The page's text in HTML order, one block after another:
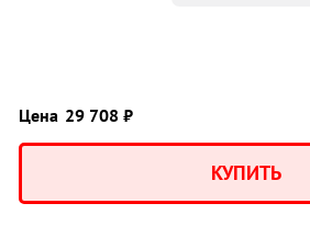
Цена 29 708 ₽
КУПИТЬ